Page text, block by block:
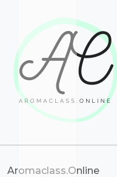
Aromaclass.Online